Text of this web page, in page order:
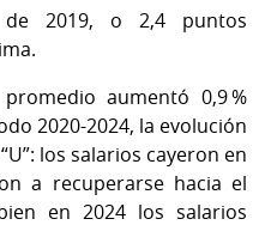
2019, o 2,4 puntos
promedio aumentó 0,9 %
2020-2024, la evolución
los salarios cayeron en
a recuperarse hacia el
en 2024 los salarios